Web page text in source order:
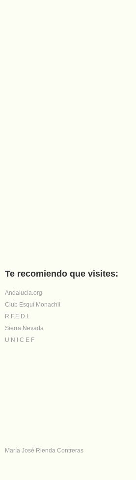
Te recomiendo que visites:
Andalucia.org
Club Esquí Monachil
R.F.E.D.I.
Sierra Nevada
U N I C E F
María José Rienda Contreras